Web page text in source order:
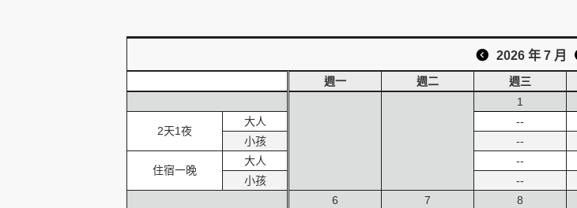
2026 年 7 月
2天1夜
大人
小孩
住宿一晚
大人
小孩
週一 週二 週三
1
--
--
--
--
6
7
8